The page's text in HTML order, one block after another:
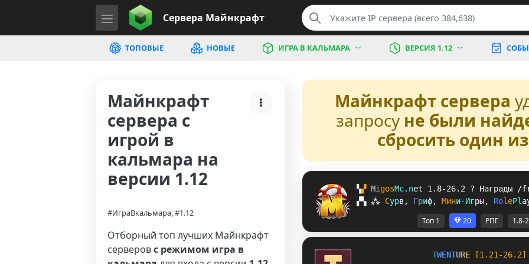
Сервера Майнкрафт
ТОПОВЫЕ НОВЫЕ ИГРА В КАЛЬМАРА ВЕРСИЯ 1.12
Майнкрафт
сервера с
игрой в
кальмара на
версии 1.12
#ИграВкальмара, #1.12
Отборный топ лучших Майнкрафт
серверовс режимом игра в
Майнкрафт сервера
запросу не были
сбросить один
▚▞ Mi gosMc. net 1.8-26.2 ? Награды /
▞▚ ⁂ Сурв , Гриф, Мини-Игры, Rol ePl a
Топ 1 20 РПГ 1.8-
TWENTURE
[1.21-26.2]